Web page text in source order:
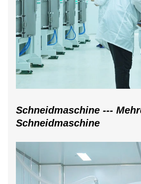
Schneidmaschine ---
Schneidmaschine